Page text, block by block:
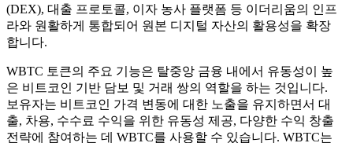
(DEX), 대출 프로토콜, 이자 농사 플랫폼 등 이더리움의 인프
라와 원활하게 통합되어 원본 디지털 자산의 활용성을 확장
합니다.
WBTC 토큰의 주요 기능은 탈중앙 금융 내에서 유동성이 높
은 비트코인 기반 담보 및 거래 쌍의 역할을 하는 것입니다.
보유자는 비트코인 가격 변동에 대한 노출을 유지하면서 대
출, 차용, 수수료 수익을 위한 유동성 제공, 다양한 수익 창출
전략에 참여하는 데 WBTC를 사용할 수 있습니다. WBTC는